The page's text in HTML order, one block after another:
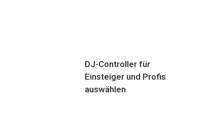
DJ-Controller für
Einsteiger und Profis
auswählen